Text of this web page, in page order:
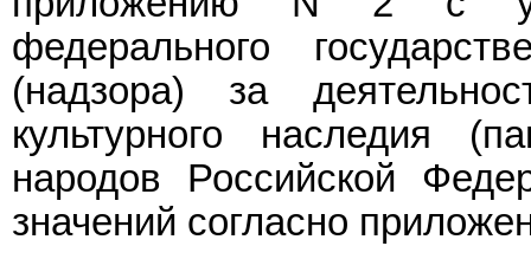
федерального
(надзора) за
культурного наследия
народов Российской
значений согласно